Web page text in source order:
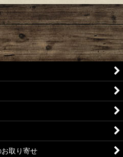
取り寄せ